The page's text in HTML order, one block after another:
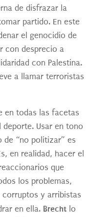
de disfrazar la
partido. En este
el genocidio de
con desprecio a
con Palestina.
a llamar terroristas
en todas las facetas
Usar en tono
de “no politizar” es
en realidad, hacer el
que
los problemas,
corruptos y arribistas
en ella. Brecht lo